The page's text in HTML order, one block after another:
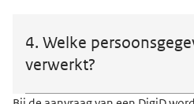
4. Welke
verwerkt?